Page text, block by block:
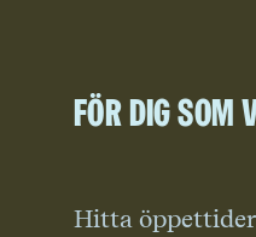
För dig som
Hitta öppettider